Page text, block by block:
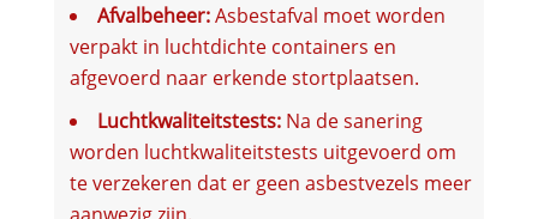
Afvalbeheer:Asbestafval moet worden
verpakt in luchtdichte containers en
afgevoerd naar erkende stortplaatsen.
Luchtkwaliteitstests:Na de sanering
worden luchtkwaliteitstests uitgevoerd om
te verzekeren dat er geen asbestvezels meer